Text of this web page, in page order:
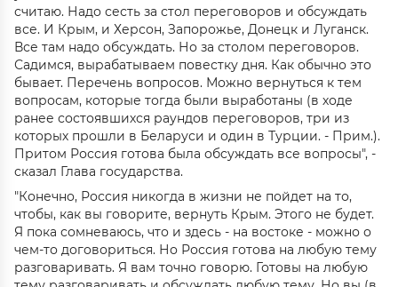
считаю. Надо сесть за стол переговоров и обсуждать
все. И Крым, и Херсон, Запорожье, Донецк и Луганск.
Все там надо обсуждать. Но за столом переговоров.
Садимся, вырабатываем повестку дня. Как обычно это
бывает. Перечень вопросов. Можно вернуться к тем
вопросам, которые тогда были выработаны (в ходе
ранее состоявшихся раундов переговоров, три из
которых прошли в Беларуси и один в Турции. - Прим.).
Притом Россия готова была обсуждать все вопросы", -
сказал Глава государства.
"Конечно, Россия никогда в жизни не пойдет на то,
чтобы, как вы говорите, вернуть Крым. Этого не будет.
Я пока сомневаюсь, что и здесь - на востоке - можно о
чем-то договориться. Но Россия готова на любую тему
разговаривать. Я вам точно говорю. Готовы на любую